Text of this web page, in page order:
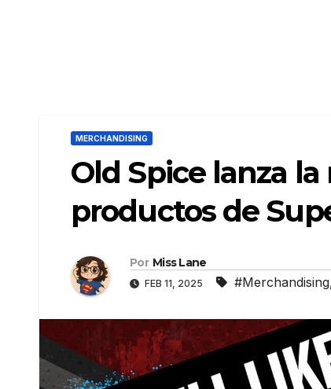
MERCHANDISING
Old Spice lanza
productos de
Por Miss Lane
FEB 11, 2025 #Merchandising